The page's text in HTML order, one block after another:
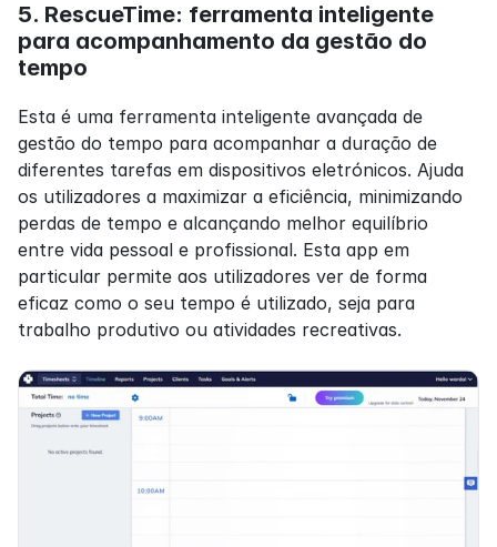
5. RescueTime: ferramenta inteligente
para acompanhamento da gestão do
tempo
Esta é uma ferramenta inteligente avançada de
gestão do tempo para acompanhar a duração de
diferentes tarefas em dispositivos eletrónicos. Ajuda
os utilizadores a maximizar a eficiência, minimizando
perdas de tempo e alcançando melhor equilíbrio
entre vida pessoal e profissional. Esta app em
particular permite aos utilizadores ver de forma
eficaz como o seu tempo é utilizado, seja para
trabalho produtivo ou atividades recreativas.